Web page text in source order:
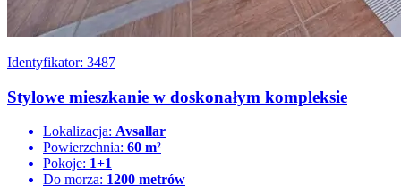
Identyfikator: 3487
Stylowe mieszkanie w doskonałym kompleksie
Lokalizacja: Avsallar
Powierzchnia: 60 m²
Pokoje: 1+1
Do morza: 1200 metrów